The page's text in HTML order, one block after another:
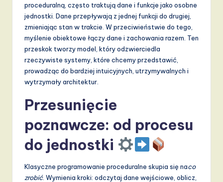
in
A
S
o
w
proceduralną, często traktują dane i funkcje jako osobne
jednostki. Dane przepływają z jednej funkcji do drugiej,
zmieniając stan w trakcie. W przeciwieństwie do tego,
myślenie obiektowe łączy dane i zachowania razem. Ten
przeskok tworzy model, który odzwierciedla
rzeczywiste systemy, które chcemy przedstawić,
prowadząc do bardziej intuicyjnych, utrzymywalnych i
wytrzymały architektur.
Przesunięcie
poznawcze: od procesu
do jednostki
Klasyczne programowanie proceduralne skupia się naco
zrobić. Wymienia kroki: odczytaj dane wejściowe, oblicz,